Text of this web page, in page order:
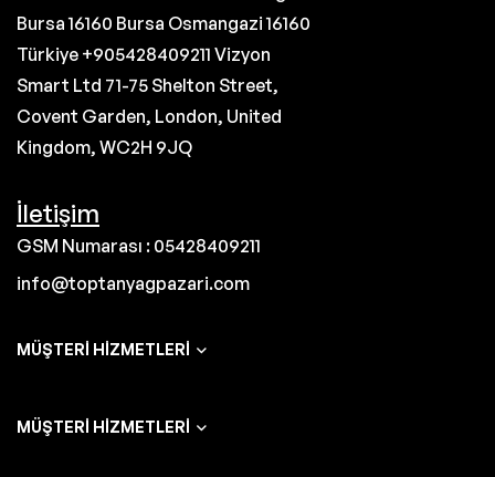
Bursa 16160 Bursa Osmangazi 16160
Türkiye +905428409211 Vizyon
Smart Ltd 71-75 Shelton Street,
Covent Garden, London, United
Kingdom, WC2H 9JQ
İletişim
GSM Numarası : 05428409211
info@toptanyagpazari.com
MÜŞTERI HIZMETLERI
MÜŞTERI HIZMETLERI